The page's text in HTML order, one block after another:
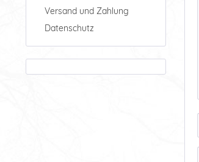
Versand und Zahlung
Datenschutz